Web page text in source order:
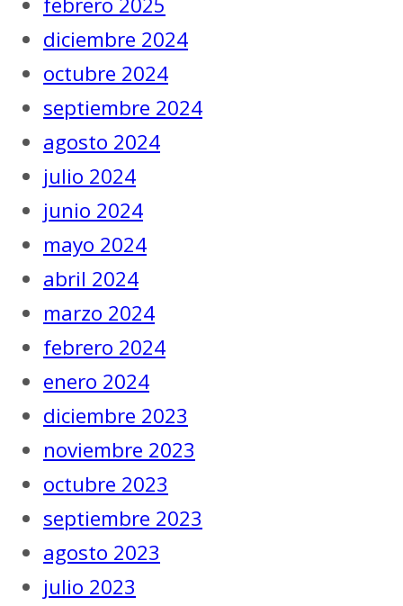
diciembre 2024
octubre 2024
septiembre 2024
agosto 2024
julio 2024
junio 2024
mayo 2024
abril 2024
marzo 2024
febrero 2024
enero 2024
diciembre 2023
noviembre 2023
octubre 2023
septiembre 2023
agosto 2023
julio 2023